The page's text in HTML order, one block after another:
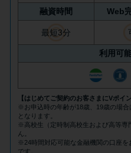
てはい
の対処法
申し込
安や審
ブラッ
融資時間 Web
最短3分
利用可
【はじめてご契約のお客さまにVポイ
※お申込時の年齢が18歳、19歳の場
となります。
※高校生（定時制高校生および高等専
ん。
※24時間対応可能な金融機関の口座
です。